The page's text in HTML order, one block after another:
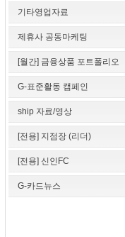
기타영업자료
제휴사 공동마케팅
[월간] 금융상품 포트폴리오
G-표준활동 캠페인
ship 자료/영상
[전용] 지점장 (리더)
[전용] 신인FC
G-카드뉴스